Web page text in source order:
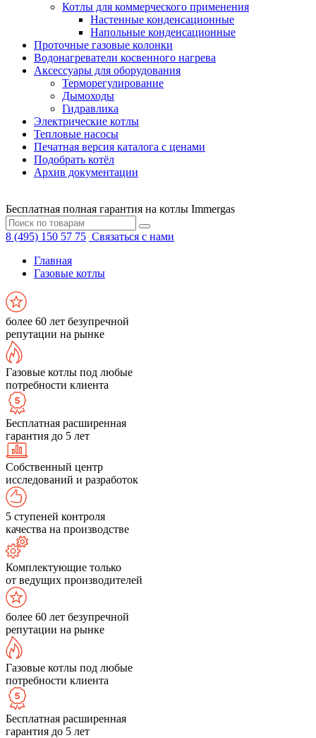
Котлы для коммерческого применения
Настенные конденсационные
Напольные конденсационные
Проточные газовые колонки
Водонагреватели косвенного нагрева
Аксессуары для оборудования
Терморегулирование
Дымоходы
Гидравлика
Электрические котлы
Тепловые насосы
Печатная версия каталога с ценами
Подобрать котёл
Архив документации
Бесплатная полная гарантия на котлы Immergas
8 (495) 150 57 75 Связаться с нами
Главная
Газовые котлы
более 60 лет безупречной
репутации на рынке
Газовые котлы под любые
потребности клиента
Бесплатная расширенная
гарантия до 5 лет
Собственный центр
исследований и разработок
5 ступеней контроля
качества на производстве
Комплектующие только
от ведущих производителей
более 60 лет безупречной
репутации на рынке
Газовые котлы под любые
потребности клиента
Бесплатная расширенная
гарантия до 5 лет